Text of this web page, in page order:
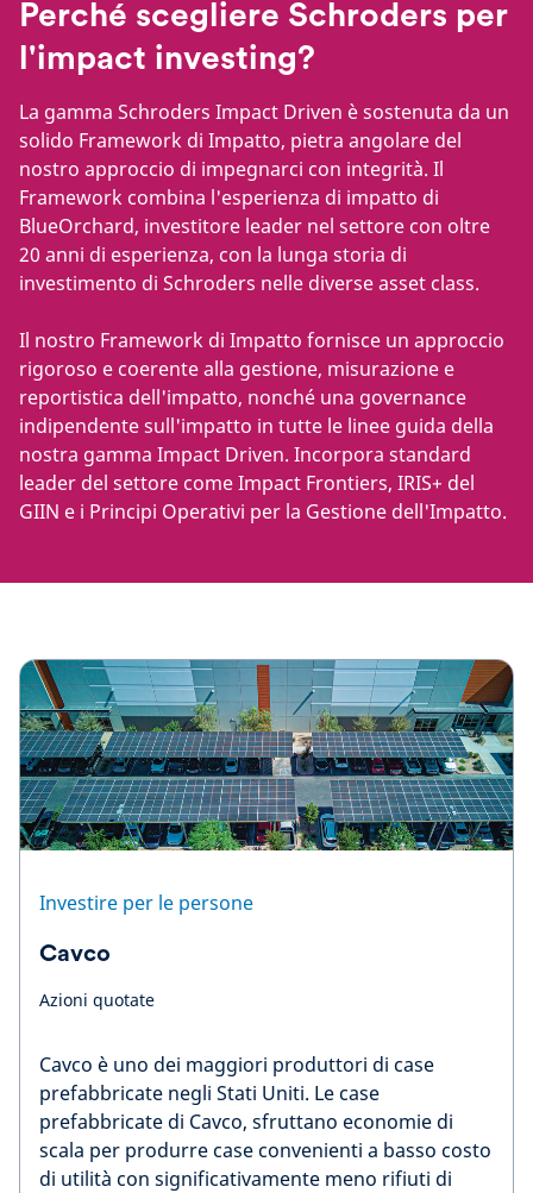
Perché scegliere Schroders per
l'impact investing?
La gamma Schroders Impact Driven è sostenuta da un
solido Framework di Impatto, pietra angolare del
nostro approccio di impegnarci con integrità. Il
Framework combina l'esperienza di impatto di
BlueOrchard, investitore leader nel settore con oltre
20 anni di esperienza, con la lunga storia di
investimento di Schroders nelle diverse asset class.
Il nostro Framework di Impatto fornisce un approccio
rigoroso e coerente alla gestione, misurazione e
reportistica dell'impatto, nonché una governance
indipendente sull'impatto in tutte le linee guida della
nostra gamma Impact Driven. Incorpora standard
leader del settore come Impact Frontiers, IRIS+ del
GIIN e i Principi Operativi per la Gestione dell'Impatto.
Investire per le persone
Cavco
Azioni quotate
Cavco è uno dei maggiori produttori di case
prefabbricate negli Stati Uniti. Le case
prefabbricate di Cavco, sfruttano economie di
scala per produrre case convenienti a basso costo
di utilità con significativamente meno rifiuti di